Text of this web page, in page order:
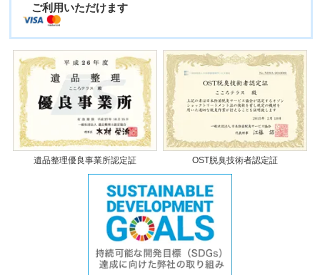
ご利用いただけます
遺品整理優良事業所認定証 OST脱臭技術者認定証